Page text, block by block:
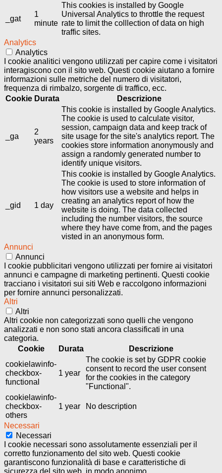
_gat
1
minute
This cookies is installed by Google
Universal Analytics to throttle the request
rate to limit the colllection of data on high
traffic sites.
Analytics
Analytics
I cookie analitici vengono utilizzati per capire come i visitatori
interagiscono con il sito web. Questi cookie aiutano a fornire
informazioni sulle metriche del numero di visitatori,
frequenza di rimbalzo, sorgente di traffico, ecc.
Cookie Durata Descrizione
_ga
2
years
This cookie is installed by Google Analytics.
The cookie is used to calculate visitor,
session, campaign data and keep track of
site usage for the site's analytics report. The
cookies store information anonymously and
assign a randomly generated number to
identify unique visitors.
_gid 1 day
This cookie is installed by Google Analytics.
The cookie is used to store information of
how visitors use a website and helps in
creating an analytics report of how the
website is doing. The data collected
including the number visitors, the source
where they have come from, and the pages
visted in an anonymous form.
Annunci
Annunci
I cookie pubblicitari vengono utilizzati per fornire ai visitatori
annunci e campagne di marketing pertinenti. Questi cookie
tracciano i visitatori sui siti Web e raccolgono informazioni
per fornire annunci personalizzati.
Altri
Altri
Altri cookie non categorizzati sono quelli che vengono
analizzati e non sono stati ancora classificati in una
categoria.
Cookie
Durata
Descrizione
cookielawinfo-
checkbox-
functional
1 year
The cookie is set by GDPR cookie
consent to record the user consent
for the cookies in the category
"Functional".
cookielawinfo-
checkbox-
others
1 year No description
Necessari
Necessari
I cookie necessari sono assolutamente essenziali per il
corretto funzionamento del sito web. Questi cookie
garantiscono funzionalità di base e caratteristiche di
sicurezza del sito web, in modo anonimo.